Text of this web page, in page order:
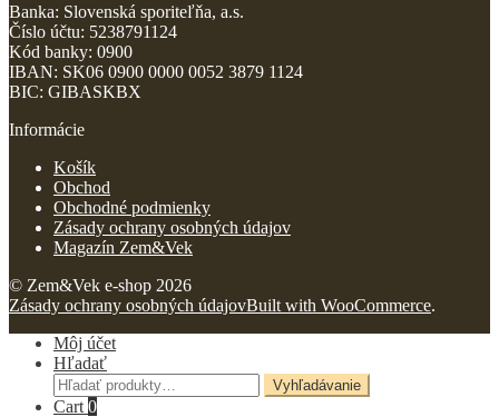
Banka: Slovenská sporiteľňa, a.s.
Číslo účtu: 5238791124
Kód banky: 0900
IBAN: SK06 0900 0000 0052 3879 1124
BIC: GIBASKBX
Informácie
Košík
Obchod
Obchodné podmienky
Zásady ochrany osobných údajov
Magazín Zem&Vek
© Zem&Vek e-shop 2026
Zásady ochrany osobných údajovBuilt with WooCommerce.
Môj účet
Hľadať
Hľadať:
Vyhľadávanie
Cart 0